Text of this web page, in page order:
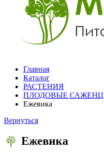
Главная
Каталог
РАСТЕНИЯ
ПЛОДОВЫЕ
Ежевика
Вернуться
Ежевика